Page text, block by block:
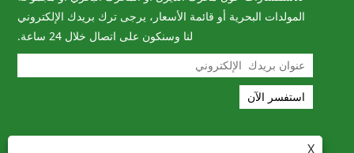
X
المولدات البحرية أو قائمة الأسعار، يرجى ترك بريدك الإلكتروني
لنا وسنكون على اتصال خلال 24 ساعة.